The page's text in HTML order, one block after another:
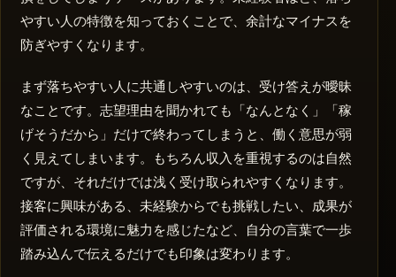
やすい人の特徴を知っておくことで、余計なマイナスを
防ぎやすくなります。
まず落ちやすい人に共通しやすいのは、受け答えが曖昧
なことです。志望理由を聞かれても「なんとなく」「稼
げそうだから」だけで終わってしまうと、働く意思が弱
く見えてしまいます。もちろん収入を重視するのは自然
ですが、それだけでは浅く受け取られやすくなります。
接客に興味がある、未経験からでも挑戦したい、成果が
評価される環境に魅力を感じたなど、自分の言葉で一歩
踏み込んで伝えるだけでも印象は変わります。